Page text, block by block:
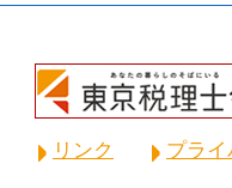
リンク プラ